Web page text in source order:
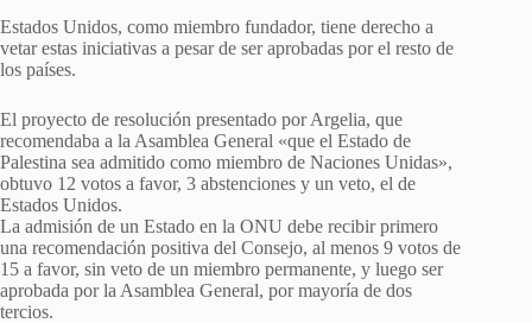
Estados Unidos, como miembro fundador, tiene derecho a
vetar estas iniciativas a pesar de ser aprobadas por el resto de
los países.
El proyecto de resolución presentado por Argelia, que
recomendaba a la Asamblea General «que el Estado de
Palestina sea admitido como miembro de Naciones Unidas»,
obtuvo 12 votos a favor, 3 abstenciones y un veto, el de
Estados Unidos.
La admisión de un Estado en la ONU debe recibir primero
una recomendación positiva del Consejo, al menos 9 votos de
15 a favor, sin veto de un miembro permanente, y luego ser
aprobada por la Asamblea General, por mayoría de dos
tercios.